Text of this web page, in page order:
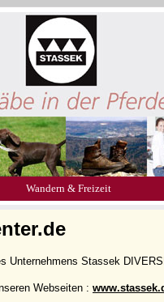
Wandern & Freizeit
Unternehmens Stassek
Webseiten :